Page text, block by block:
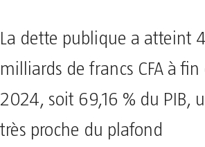
La dette publique a atteint
milliards de francs CFA à
2024, soit 69,16 % du PIB,
très proche du plafond